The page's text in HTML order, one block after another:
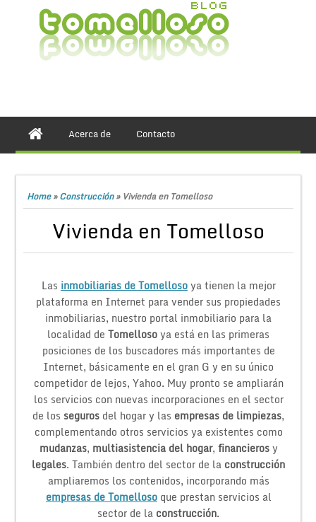
Acerca de Contacto
Home»Construcción» Vivienda en Tomelloso
Vivienda en Tomelloso
Las inmobiliarias de Tomellosoya tienen la mejor
plataforma en Internet para vender sus propiedades
inmobiliarias, nuestro portal inmobiliario para la
localidad deTomellosoya está en las primeras
posiciones de los buscadores más importantes de
Internet, básicamente en el gran G y en su único
competidor de lejos, Yahoo. Muy pronto se ampliarán
los servicios con nuevas incorporaciones en el sector
de los seguros del hogar y las empresas de limpiezas,
complementando otros servicios ya existentes como
mudanzas, multiasistencia del hogar, financierosy
legales. También dentro del sector de la construcción
ampliaremos los contenidos, incorporando más
empresas de Tomellosoque prestan servicios al
sector de la construcción.